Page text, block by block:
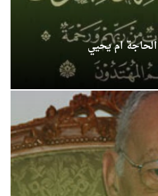
الحاجة ام يحيي